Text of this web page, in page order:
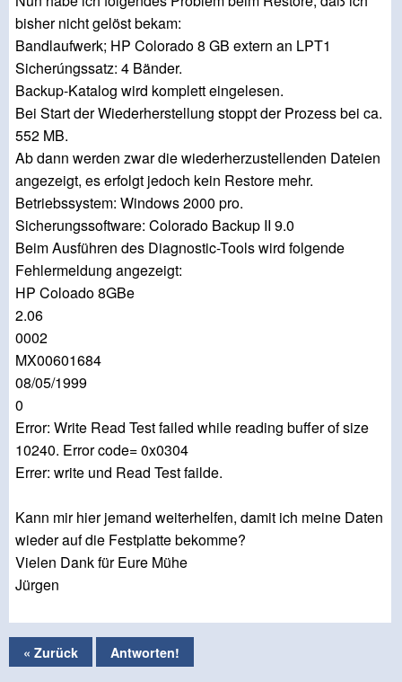
bisher nicht gelöst bekam:
Bandlaufwerk; HP Colorado 8 GB extern an LPT1
Sicherúngssatz: 4 Bänder.
Backup-Katalog wird komplett eingelesen.
Bei Start der Wiederherstellung stoppt der Prozess bei ca.
552 MB.
Ab dann werden zwar die wiederherzustellenden Dateien
angezeigt, es erfolgt jedoch kein Restore mehr.
Betriebssystem: Windows 2000 pro.
Sicherungssoftware: Colorado Backup II 9.0
Beim Ausführen des Diagnostic-Tools wird folgende
Fehlermeldung angezeigt:
HP Coloado 8GBe
2.06
0002
MX00601684
08/05/1999
0
Error: Write Read Test failed while reading buffer of size
10240. Error code= 0x0304
Errer: write und Read Test failde.
Kann mir hier jemand weiterhelfen, damit ich meine Daten
wieder auf die Festplatte bekomme?
Vielen Dank für Eure Mühe
Jürgen
« Zurück Antworten!